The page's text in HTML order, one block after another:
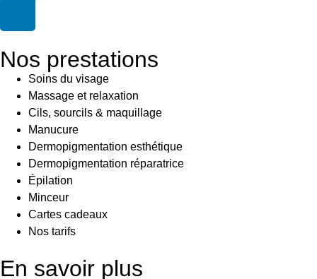
Nos prestations
Soins du visage
Massage et relaxation
Cils, sourcils & maquillage
Manucure
Dermopigmentation esthétique
Dermopigmentation réparatrice
Épilation
Minceur
Cartes cadeaux
Nos tarifs
En savoir plus